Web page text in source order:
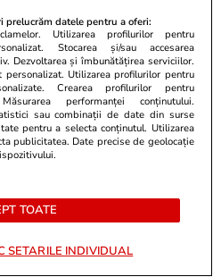
AVC!
fost făcut
„M-
Redactia.ro
Horoscop 3
a
puternice
datele pentru a oferi:
Utilizarea profilurilor pentru
Stocarea și/sau accesarea
Dezvoltarea și îmbunătățirea serviciilor.
personalizat. Utilizarea profilurilor pentru
Crearea profilurilor pentru
performanței conținutului.
sau combinații de date din surse
pentru a selecta conținutul. Utilizarea
publicitatea. Date precise de geolocație
TOATE
SETARILE INDIVIDUAL